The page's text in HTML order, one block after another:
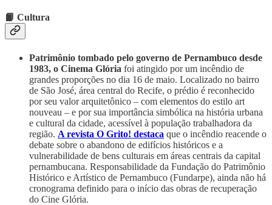
📙 Cultura
Patrimônio tombado pelo governo de Pernambuco desde
1983, o Cinema Glória foi atingido por um incêndio de
grandes proporções no dia 16 de maio. Localizado no bairro
de São José, área central do Recife, o prédio é reconhecido
por seu valor arquitetônico – com elementos do estilo art
nouveau – e por sua importância simbólica na história urbana
e cultural da cidade, acessível à população trabalhadora da
região. A revista O Grito! destaca que o incêndio reacende o
debate sobre o abandono de edifícios históricos e a
vulnerabilidade de bens culturais em áreas centrais da capital
pernambucana. Responsabilidade da Fundação do Patrimônio
Histórico e Artístico de Pernambuco (Fundarpe), ainda não há
cronograma definido para o início das obras de recuperação
do Cine Glória.